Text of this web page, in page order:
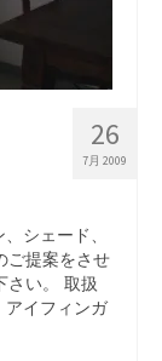
26
7月 2009
ェード、
ご提案をさせ
さい。 取扱
アイフィンガ